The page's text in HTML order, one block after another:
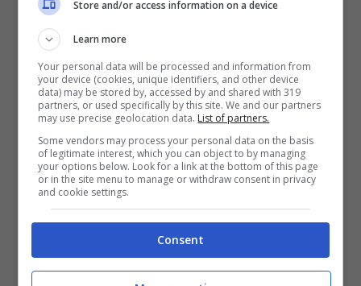
Per ottenere il rimborso
sul 730 devi evitare
questi errori, altrimenti
slitterà il pagamento
Store and/or access information on a device
Learn more
Your personal data will be processed and information from
your device (cookies, unique identifiers, and other device
data) may be stored by, accessed by and shared with 319
partners, or used specifically by this site. We and our partners
may use precise geolocation data. List of partners.
Some vendors may process your personal data on the basis
of legitimate interest, which you can object to by managing
your options below. Look for a link at the bottom of this page
or in the site menu to manage or withdraw consent in privacy
and cookie settings.
Consent